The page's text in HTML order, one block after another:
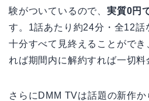
験がついているので、 実質0円
す。1話あたり約24分・全12話
十分すべて見終えることがで
れば期間内に解約すれば一切料
さらにDMM TVは話題の新作